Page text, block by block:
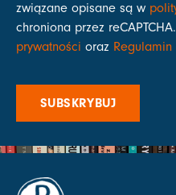
związane opisane są w
chroniona przez
prywatności oraz Regulamin
SUBSKRYBUJ